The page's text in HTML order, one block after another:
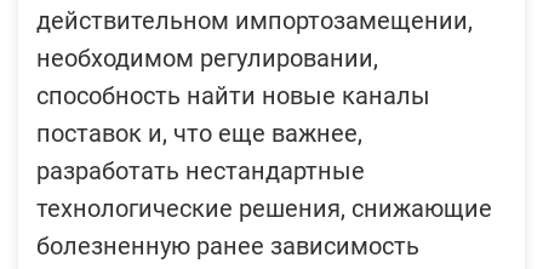
действительном импортозамещении,
необходимом регулировании,
способность найти новые каналы
поставок и, что еще важнее,
разработать нестандартные
технологические решения, снижающие
болезненную ранее зависимость